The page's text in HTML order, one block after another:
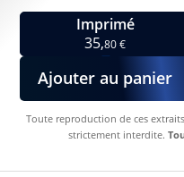
Imprimé
35,80 €
Ajouter au panier
Toute reproduction de ces
strictement interdite.